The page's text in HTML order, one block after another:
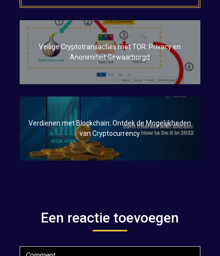
Veilige Cryptotransacties met TOR: Privacy en
Anonimiteit Gewaarborgd
Verdienen met Blockchain: Ontdek de Mogelijkheden
van Cryptocurrency
Een reactie toevoegen